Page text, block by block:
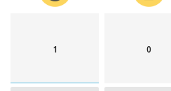
1 0